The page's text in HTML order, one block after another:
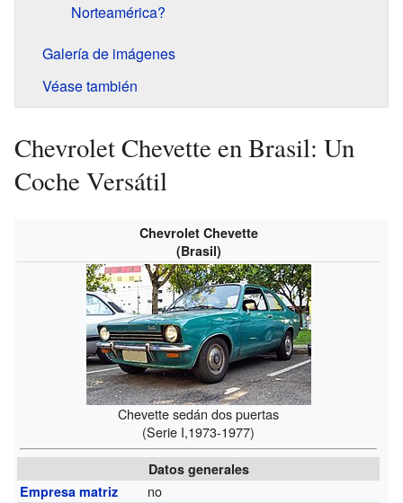
Norteamérica?
Galería de imágenes
Véase también
Chevrolet Chevette en Brasil: Un
Coche Versátil
Chevrolet Chevette
(Brasil)
Chevette sedán dos puertas
(Serie I,1973-1977)
Datos generales
Empresa matriz
no